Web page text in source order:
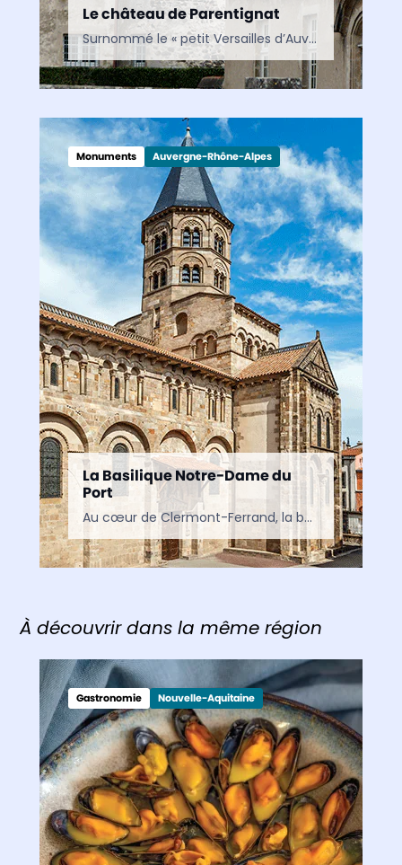
Le château de Parentignat
Surnommé le « petit Versailles d’Auvergne », le château de Parentignat est l’un des plus beaux châteaux du Puy-de-Dôme. Entre architecture du XVIIIᵉ siècle, mobilier d’exception et prestigieuse galerie de portraits, il…
Monuments Auvergne-Rhône-Alpes
La Basilique Notre-Dame du
Port
Au cœur de Clermont-Ferrand, la basilique Notre-Dame-du-Port est l’un des plus beaux chefs-d’œuvre de l’art roman en Auvergne. Classée au patrimoine mondial de l’UNESCO, elle séduit par son architecture, ses…
À découvrir dans la même région
Gastronomie Nouvelle-Aquitaine